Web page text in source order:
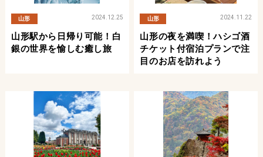
山形 2024.12.25
山形駅から日帰り可能！白
銀の世界を愉しむ癒し旅
山形 2024.11.22
山形の夜を満喫！ハシゴ酒
チケット付宿泊プランで注
目のお店を訪れよう